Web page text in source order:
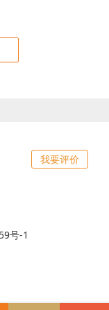
我要评价
号-1